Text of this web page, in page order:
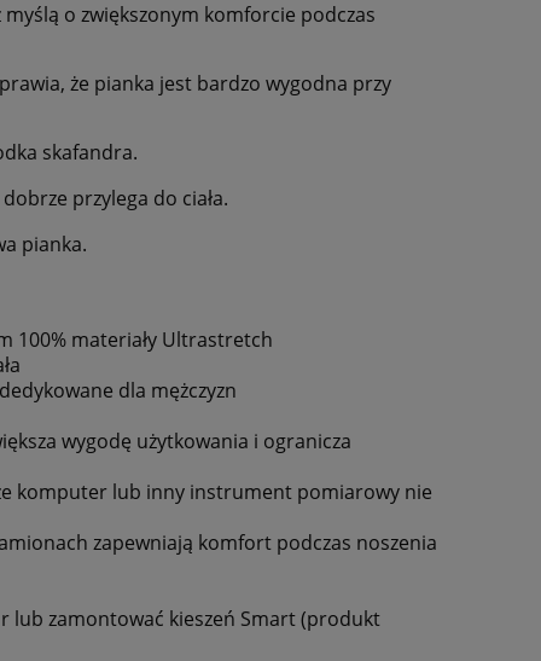
o zwiększonym komforcie podczas
że pianka jest bardzo wygodna przy
skafandra.
przylega do ciała.
pianka.
100% materiały Ultrastretch
dla mężczyzn
wygodę użytkowania i ogranicza
komputer lub inny instrument pomiarowy nie
zapewniają komfort podczas noszenia
lub zamontować kieszeń Smart (produkt